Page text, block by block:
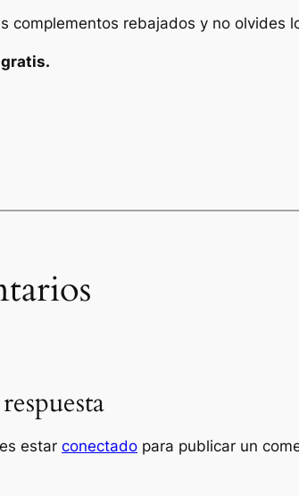
complementos rebajados y no olvides
estar conectado para publicar un